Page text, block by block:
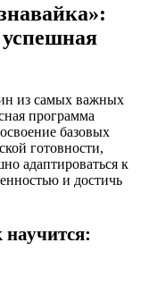
успешная
из самых важных
программа
базовых
готовности,
адаптироваться к
и достичь
научится: